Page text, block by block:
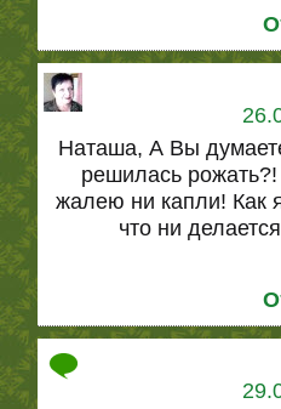
Наташа, А Вы
решилась
жалею ни капли! Как
что ни